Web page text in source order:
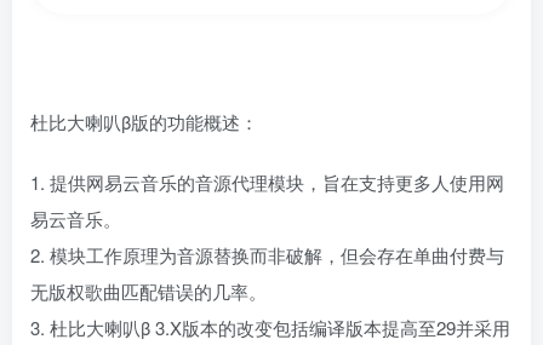
杜比大喇叭β版的功能概述：
1. 提供网易云音乐的音源代理模块，旨在支持更多人使用网
易云音乐。
2. 模块工作原理为音源替换而非破解，但会存在单曲付费与
无版权歌曲匹配错误的几率。
3. 杜比大喇叭β 3.X版本的改变包括编译版本提高至29并采用